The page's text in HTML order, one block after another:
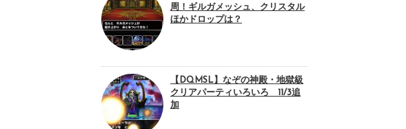
周！ギルガメッシュ、クリスタル
ほかドロップは？
【DQMSL】なぞの神殿・地獄級
クリアパーティいろいろ 11/3追
加